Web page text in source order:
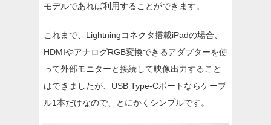
モデルであれば利用することができます。
これまで、Lightningコネクタ搭載iPadの場合、
HDMIやアナログRGB変換できるアダプターを使
って外部モニターと接続して映像出力すること
はできましたが、USB Type-Cポートならケーブ
ル1本だけなので、とにかくシンプルです。